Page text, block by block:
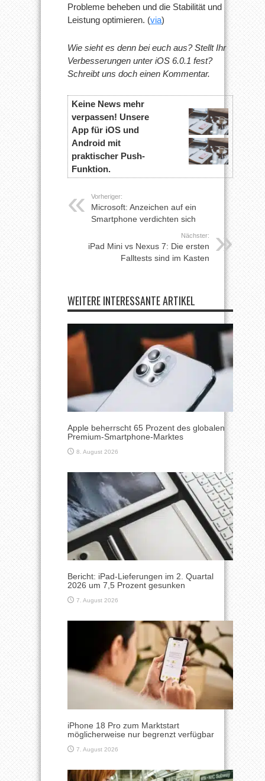
Probleme beheben und die Stabilität und
Leistung optimieren. (via)
Wie sieht es denn bei euch aus? Stellt Ihr
Verbesserungen unter iOS 6.0.1 fest?
Schreibt uns doch einen Kommentar.
Keine News mehr
verpassen! Unsere
App für iOS und
Android mit
praktischer Push-
Funktion.
Vorheriger:
Microsoft: Anzeichen auf ein
Smartphone verdichten sich
Nächster:
iPad Mini vs Nexus 7: Die ersten
Falltests sind im Kasten
WEITERE INTERESSANTE ARTIKEL
Apple beherrscht 65 Prozent des globalen
Premium-Smartphone-Marktes
8. August 2026
Bericht: iPad-Lieferungen im 2. Quartal
2026 um 7,5 Prozent gesunken
7. August 2026
iPhone 18 Pro zum Marktstart
möglicherweise nur begrenzt verfügbar
7. August 2026